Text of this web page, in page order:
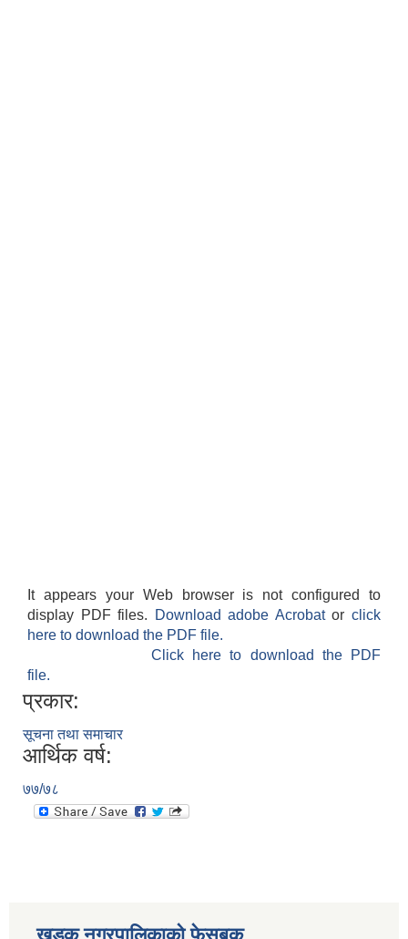
It appears your Web browser is not configured to
display PDF files.
Download adobe Acrobatorclick
here to download the PDF file.
Click here to download the PDF
file.
प्रकार:
सूचना तथा समाचार
आर्थिक वर्ष:
७७/७८